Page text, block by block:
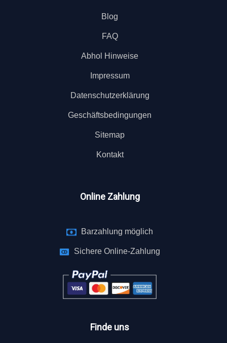
Blog
FAQ
Abhol Hinweise
Impressum
Datenschutzerklärung
Geschäftsbedingungen
Sitemap
Kontakt
Online Zahlung
Barzahlung möglich
Sichere Online-Zahlung
Finde uns